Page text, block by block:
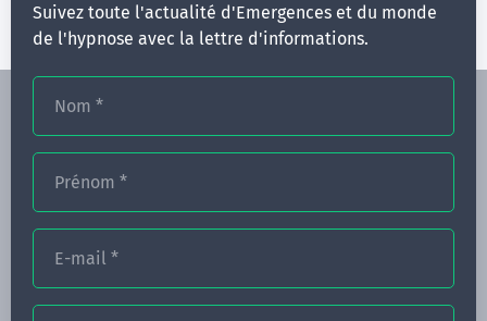
Suivez toute l'actualité d'Emergences et du monde
de l'hypnose avec la lettre d'informations.
Nom *
Prénom *
E-mail *
FORMATIONS
NOS FORMATEURS